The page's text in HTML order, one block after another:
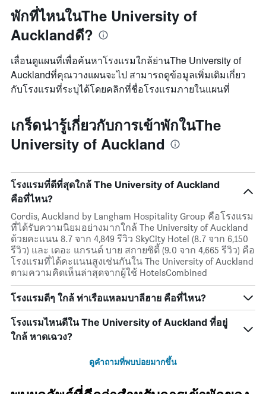
พักที่ไหนในThe University of
Aucklandดี?
เลื่อนดูแผนที่เพื่อค้นหาโรงแรมใกล้ย่านThe University of
Aucklandที่คุณวางแผนจะไป สามารถดูข้อมูลเพิ่มเติมเกี่ยว
กับโรงแรมที่ระบุได้โดยคลิกที่ชื่อโรงแรมภายในแผนที่
เกร็ดน่ารู้เกี่ยวกับการเข้าพักในThe
University of Auckland
โรงแรมที่ดีที่สุดใกล้ The University of Auckland
คือที่ไหน?
Cordis, Auckland by Langham Hospitality Group คือโรงแรม
ที่ได้รับความนิยมอย่างมากใกล้ The University of Auckland
ด้วยคะแนน 8.7 จาก 4,849 รีวิว SkyCity Hotel (8.7 จาก 6,150
รีวิว) และ เดอะ แกรนด์ บาย สกายซิตี้ (9.0 จาก 4,665 รีวิว) คือ
โรงแรมที่ได้คะแนนสูงเช่นกันใน The University of Auckland
ตามความคิดเห็นล่าสุดจากผู้ใช้ HotelsCombined
โรงแรมดีๆ ใกล้ ท่าเรือแหลมบาลีฮาย คือที่ไหน?
โรงแรมไหนดีใน The University of Auckland ที่อยู่
ใกล้ หาดเฉวง?
ดูคำถามที่พบบ่อยมากขึ้น